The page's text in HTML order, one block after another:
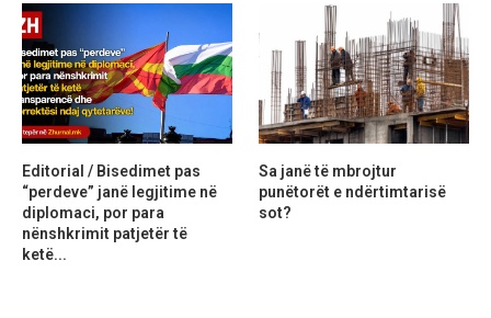
Editorial / Bisedimet pas
“perdeve” janë legjitime në
diplomaci, por para
nënshkrimit patjetër të
ketë...
Sa janë të mbrojtur
punëtorët e ndërtimtarisë
sot?